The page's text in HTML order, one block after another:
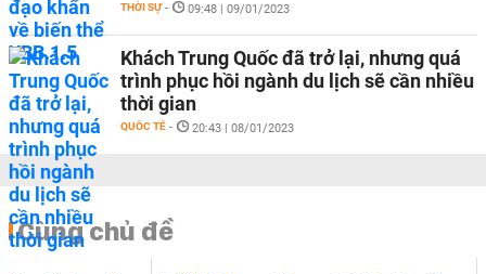
THỜI SỰ - 09:48 | 09/01/2023
Khách Trung Quốc đã trở lại, nhưng quá
trình phục hồi ngành du lịch sẽ cần nhiều
thời gian
QUỐC TẾ - 20:43 | 08/01/2023
Cùng chủ đề